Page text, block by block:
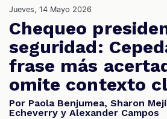
Jueves, 14 Mayo 2026
Chequeo
seguridad:
frase más
omite contexto
Por Paola Benjumea, Sharon
Echeverry y Alexander Campos